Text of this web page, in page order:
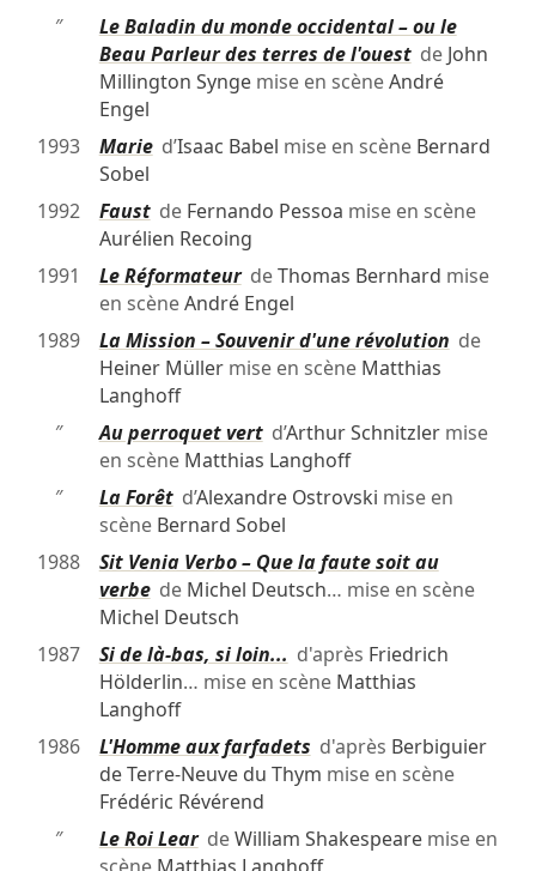
″
Le Baladin du monde occidental – ou le
Beau Parleur des terres de l'ouestde John
Millington Syngemise en scèneAndré
Engel
1993
Maried’Isaac Babel mise en scène Bernard
Sobel
1992
Faustde Fernando Pessoa mise en scène
Aurélien Recoing
1991
Le RéformateurdeThomas Bernhard mise
en scèneAndré Engel
1989
La Mission – Souvenir d'une révolution de
Heiner Müllermise en scène Matthias
Langhoff
″
Au perroquet vertd’Arthur Schnitzlermise
en scène Matthias Langhoff
″
La Forêtd’Alexandre Ostrovski mise en
scène Bernard Sobel
1988
Sit Venia Verbo – Que la faute soit au
verbede Michel Deutsch… mise en scène
Michel Deutsch
1987
Si de là-bas, si loin... d'après Friedrich
Hölderlin… mise en scène Matthias
Langhoff
1986
L'Homme aux farfadets d'après Berbiguier
de Terre-Neuve du Thym mise en scène
Frédéric Révérend
″
Le Roi LeardeWilliam Shakespearemise en